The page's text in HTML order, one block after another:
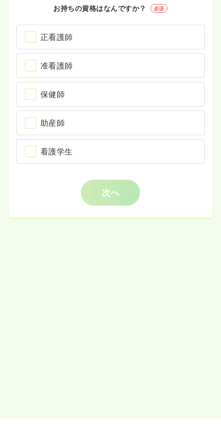
お持ちの資格はなんですか？ 必須
正看護師
准看護師
保健師
助産師
看護学生
次へ